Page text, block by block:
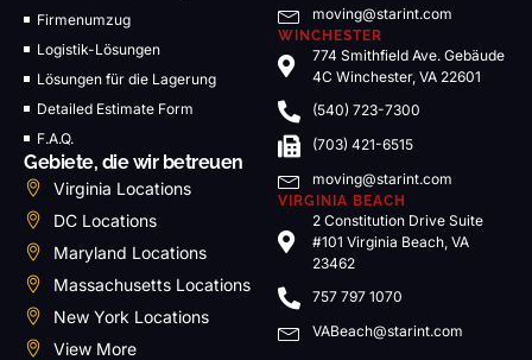
Firmenumzug
Logistik-Lösungen
Lösungen für die Lagerung
Detailed Estimate Form
F.A.Q.
Gebiete, die wir betreuen
Virginia Locations
DC Locations
Maryland Locations
Massachusetts Locations
New York Locations
View More
moving@starint.com
WINCHESTER
774 Smithfield Ave. Gebäude
4C Winchester, VA 22601
(540) 723-7300
(703) 421-6515
moving@starint.com
VIRGINIA BEACH
2 Constitution Drive Suite
#101 Virginia Beach, VA
23462
757 797 1070
VABeach@starint.com